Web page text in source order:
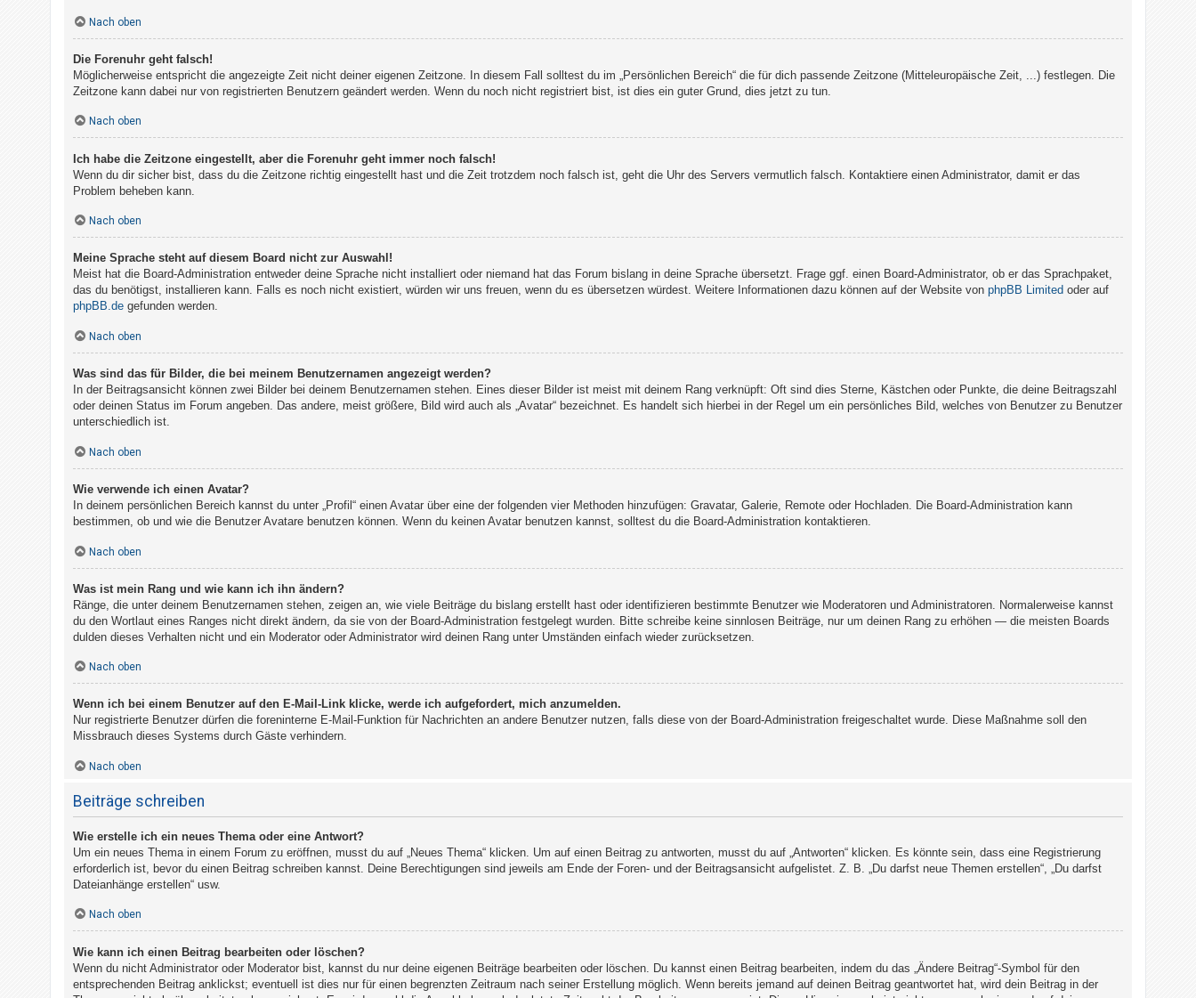
Nach oben
Die Forenuhr geht falsch!
Möglicherweise entspricht die angezeigte Zeit nicht deiner eigenen Zeitzone. In diesem Fall solltest du im „Persönlichen Bereich“ die für dich passende Zeitzone (Mitteleuropäische Zeit, ...) festlegen. Die
Zeitzone kann dabei nur von registrierten Benutzern geändert werden. Wenn du noch nicht registriert bist, ist dies ein guter Grund, dies jetzt zu tun.
Nach oben
Ich habe die Zeitzone eingestellt, aber die Forenuhr geht immer noch falsch!
Wenn du dir sicher bist, dass du die Zeitzone richtig eingestellt hast und die Zeit trotzdem noch falsch ist, geht die Uhr des Servers vermutlich falsch. Kontaktiere einen Administrator, damit er das
Problem beheben kann.
Nach oben
Meine Sprache steht auf diesem Board nicht zur Auswahl!
Meist hat die Board-Administration entweder deine Sprache nicht installiert oder niemand hat das Forum bislang in deine Sprache übersetzt. Frage ggf. einen Board-Administrator, ob er das Sprachpaket,
das du benötigst, installieren kann. Falls es noch nicht existiert, würden wir uns freuen, wenn du es übersetzen würdest. Weitere Informationen dazu können auf der Website von phpBB Limited oder auf
phpBB.de gefunden werden.
Nach oben
Was sind das für Bilder, die bei meinem Benutzernamen angezeigt werden?
In der Beitragsansicht können zwei Bilder bei deinem Benutzernamen stehen. Eines dieser Bilder ist meist mit deinem Rang verknüpft: Oft sind dies Sterne, Kästchen oder Punkte, die deine Beitragszahl
oder deinen Status im Forum angeben. Das andere, meist größere, Bild wird auch als „Avatar“ bezeichnet. Es handelt sich hierbei in der Regel um ein persönliches Bild, welches von Benutzer zu Benutzer
unterschiedlich ist.
Nach oben
Wie verwende ich einen Avatar?
In deinem persönlichen Bereich kannst du unter „Profil“ einen Avatar über eine der folgenden vier Methoden hinzufügen: Gravatar, Galerie, Remote oder Hochladen. Die Board-Administration kann
bestimmen, ob und wie die Benutzer Avatare benutzen können. Wenn du keinen Avatar benutzen kannst, solltest du die Board-Administration kontaktieren.
Nach oben
Was ist mein Rang und wie kann ich ihn ändern?
Ränge, die unter deinem Benutzernamen stehen, zeigen an, wie viele Beiträge du bislang erstellt hast oder identifizieren bestimmte Benutzer wie Moderatoren und Administratoren. Normalerweise kannst
du den Wortlaut eines Ranges nicht direkt ändern, da sie von der Board-Administration festgelegt wurden. Bitte schreibe keine sinnlosen Beiträge, nur um deinen Rang zu erhöhen — die meisten Boards
dulden dieses Verhalten nicht und ein Moderator oder Administrator wird deinen Rang unter Umständen einfach wieder zurücksetzen.
Nach oben
Wenn ich bei einem Benutzer auf den E-Mail-Link klicke, werde ich aufgefordert, mich anzumelden.
Nur registrierte Benutzer dürfen die foreninterne E-Mail-Funktion für Nachrichten an andere Benutzer nutzen, falls diese von der Board-Administration freigeschaltet wurde. Diese Maßnahme soll den
Missbrauch dieses Systems durch Gäste verhindern.
Nach oben
Beiträge schreiben
Wie erstelle ich ein neues Thema oder eine Antwort?
Um ein neues Thema in einem Forum zu eröffnen, musst du auf „Neues Thema“ klicken. Um auf einen Beitrag zu antworten, musst du auf „Antworten“ klicken. Es könnte sein, dass eine Registrierung
erforderlich ist, bevor du einen Beitrag schreiben kannst. Deine Berechtigungen sind jeweils am Ende der Foren- und der Beitragsansicht aufgelistet. Z. B. „Du darfst neue Themen erstellen“, „Du darfst
Dateianhänge erstellen“ usw.
Nach oben
Wie kann ich einen Beitrag bearbeiten oder löschen?
Wenn du nicht Administrator oder Moderator bist, kannst du nur deine eigenen Beiträge bearbeiten oder löschen. Du kannst einen Beitrag bearbeiten, indem du das „Ändere Beitrag“-Symbol für den
entsprechenden Beitrag anklickst; eventuell ist dies nur für einen begrenzten Zeitraum nach seiner Erstellung möglich. Wenn bereits jemand auf deinen Beitrag geantwortet hat, wird dein Beitrag in der